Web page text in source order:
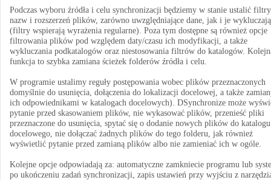
Podczas wyboru źródła i celu synchronizacji będziemy w stanie ustalić filtry
nazw i rozszerzeń plików, zarówno uwzględniające dane, jak i je
(filtry wspierają wyrażenia regularne). Poza tym dostępne są również opcje
filtrowania plików pod względem daty/czasu ich modyfikacji, a także
wykluczania podkatalogów oraz niestosowania filtrów do katalogów.
funkcja to szybka zamiana ścieżek folderów źródła i celu.
W programie ustalimy reguły postępowania wobec plików przeznaczonych
domyślnie do usunięcia, dołączenia do lokalizacji docelowej, a także
ich odpowiednikami w katalogach docelowych). DSynchronize może
pytanie przed skasowaniem plików, nie wykasować plików, przenieść pliki
przeznaczone do usunięcia, spytać się o dodanie nowych plików do katalogu
docelowego, nie dołączać żadnych plików do tego folderu, jak również
wyświetlić pytanie przed zamianą plików albo nie zamieniać ich w ogóle.
Kolejne opcje odpowiadają za: automatyczne zamkniecie programu lub
po ukończeniu zadań synchronizacji, zapis ustawień przy wyjściu z